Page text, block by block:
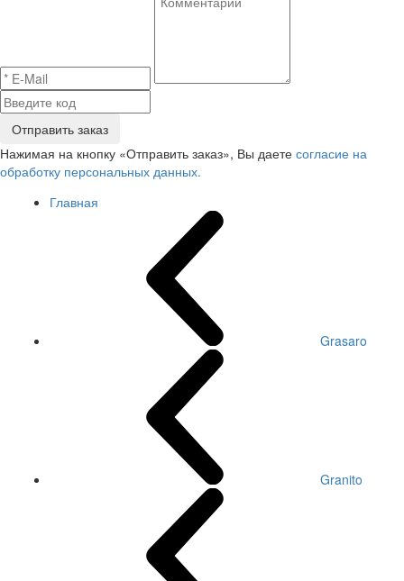
Отправить заказ
Нажимая на кнопку «Отправить заказ», Вы даете согласие на
обработку персональных данных.
Главная
Grasaro
Granito